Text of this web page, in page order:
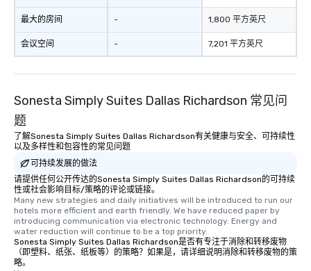
最大的房间
会议空间
-
-
1,800 平方英尺
7,201 平方英尺
Sonesta Simply Suites Dallas Richardson 常见问
题
了解Sonesta Simply Suites Dallas Richardson有关健康与安全、可持续性
以及多样性和包容性的常见问题
可持续发展的做法
请提供任何公开传达的Sonesta Simply Suites Dallas Richardson的可持续
性或社会影响目标/策略的评论或链接。
Many new strategies and daily initiatives will be introduced to run our
hotels more efficient and earth friendly. We have reduced paper by
introducing communication via electronic technology. Energy and
water reduction will continue to be a top priority.
Sonesta Simply Suites Dallas Richardson是否有专注于消除和转移废物
（即塑料、纸张、纸板等）的策略？如果是，请详细说明消除和转移废物的策
略。